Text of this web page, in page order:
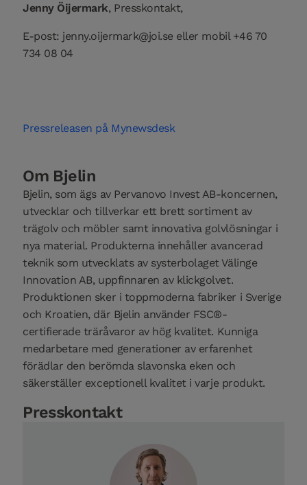
Jenny Öijermark, Presskontakt,
E-post: jenny.oijermark@joi.seeller mobil +46 70
734 08 04
Pressreleasen på Mynewsdesk
Om Bjelin
Bjelin, som ägs av Pervanovo Invest AB-koncernen,
utvecklar och tillverkar ett brett sortiment av
trägolv och möbler samt innovativa golvlösningar i
nya material. Produkterna innehåller avancerad
teknik som utvecklats av systerbolaget Välinge
Innovation AB, uppfinnaren av klickgolvet.
Produktionen sker i toppmoderna fabriker i Sverige
och Kroatien, där Bjelin använder FSC®-
certifierade träråvaror av hög kvalitet. Kunniga
medarbetare med generationer av erfarenhet
förädlar den berömda slavonska eken och
säkerställer exceptionell kvalitet i varje produkt.
Presskontakt